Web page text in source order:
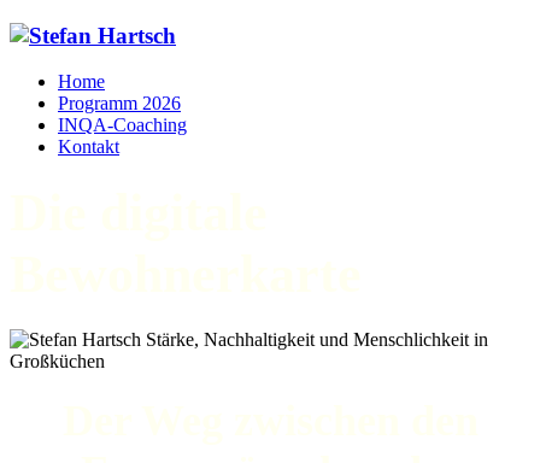
Home
Programm 2026
INQA-Coaching
Kontakt